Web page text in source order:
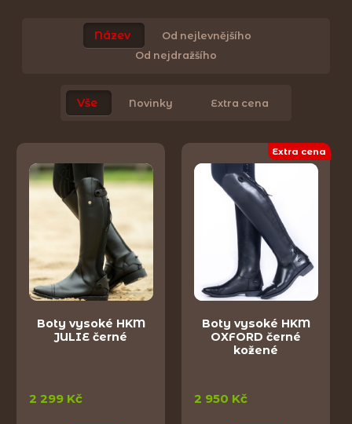
Název
Od nejlevnějšího
Od nejdražšího
Vše Novinky Extra cena
Boty vysoké HKM
JULIE černé
2 299 Kč
Extra cena
Boty vysoké HKM
OXFORD černé
kožené
2 950 Kč